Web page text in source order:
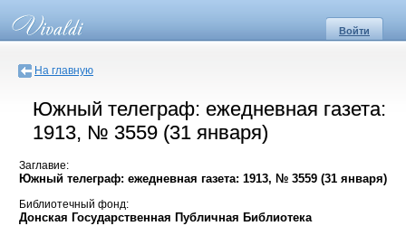
Войти
На главную
Южный телеграф: ежедневная газета:
1913, № 3559 (31 января)
Заглавие:
Южный телеграф: ежедневная газета: 1913, № 3559 (31 января)
Библиотечный фонд:
Донская Государственная Публичная Библиотека